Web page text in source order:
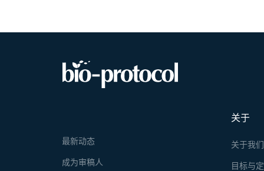
关于
关于我们
目标与
最新动态
成为审稿人